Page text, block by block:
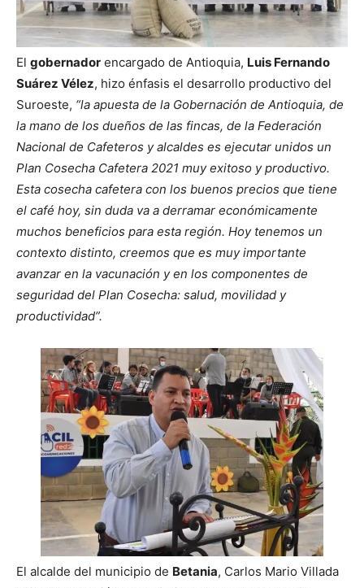
El gobernador encargado de Antioquia, Luis Fernando
Suárez Vélez, hizo énfasis el desarrollo productivo del
Suroeste, “la apuesta de la Gobernación de Antioquia, de
la mano de los dueños de las fincas, de la Federación
Nacional de Cafeteros y alcaldes es ejecutar unidos un
Plan Cosecha Cafetera 2021 muy exitoso y productivo.
Esta cosecha cafetera con los buenos precios que tiene
el café hoy, sin duda va a derramar económicamente
muchos beneficios para esta región. Hoy tenemos un
contexto distinto, creemos que es muy importante
avanzar en la vacunación y en los componentes de
seguridad del Plan Cosecha: salud, movilidad y
productividad”.
El alcalde del municipio de Betania, Carlos Mario Villada